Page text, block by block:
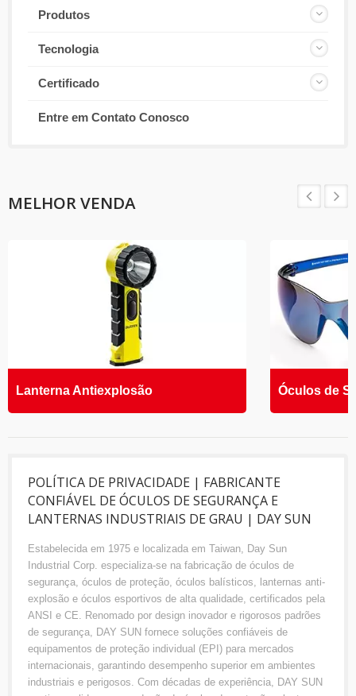
Produtos
Tecnologia
Certificado
Entre em Contato Conosco
MELHOR VENDA
Lanterna Antiexplosão Óculos de
POLÍTICA DE PRIVACIDADE | FABRICANTE
CONFIÁVEL DE ÓCULOS DE SEGURANÇA E
LANTERNAS INDUSTRIAIS DE GRAU | DAY SUN
Estabelecida em 1975 e localizada em Taiwan, Day Sun
Industrial Corp. especializa-se na fabricação de óculos de
segurança, óculos de proteção, óculos balísticos, lanternas anti-
explosão e óculos esportivos de alta qualidade, certificados pela
ANSI e CE. Renomado por design inovador e rigorosos padrões
de segurança, DAY SUN fornece soluções confiáveis de
equipamentos de proteção individual (EPI) para mercados
internacionais, garantindo desempenho superior em ambientes
industriais e perigosos. Com décadas de experiência, DAY SUN